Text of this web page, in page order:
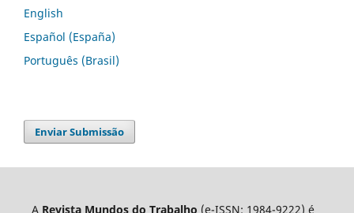
English
Español (España)
Português (Brasil)
Enviar Submissão
A Revista Mundos do Trabalho (e-ISSN: 1984-9222) é